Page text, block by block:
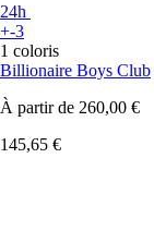
24h
+-3
1 coloris
Billionaire Boys Club
À partir de 260,00 €
145,65 €